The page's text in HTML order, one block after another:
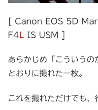
[ Canon EOS 5D
F4
IS USM ]
あらかじめ「こういうの
とおりに撮れた一枚。
これを撮れただけでも、